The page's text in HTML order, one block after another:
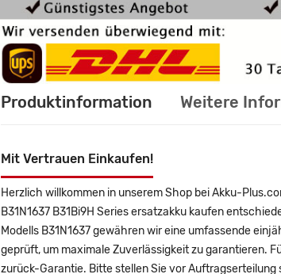
Produktinformation Weitere
Mit Vertrauen Einkaufen!
Herzlich willkommen in unserem Shop bei Akku-
B31N1637 B31Bi9H Series ersatzakku kaufen
Modells B31N1637 gewähren wir eine umfassende
geprüft, um maximale Zuverlässigkeit zu garantieren.
zurück-Garantie. Bitte stellen Sie vor Auftragserteilung